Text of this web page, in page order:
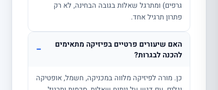
גרפים) ומתרגל שאלות בגובה הבחינה, לא רק
פתרון תרגיל אחד.
האם שיעורים פרטיים בפיזיקה מתאימים
להכנה לבגרות?
−
כן. מורה לפיזיקה מלווה במכניקה, חשמל, אופטיקה